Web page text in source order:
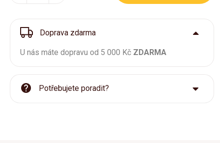
Doprava zdarma
U nás máte dopravu od 5 000 Kč ZDARMA
Potřebujete poradit?